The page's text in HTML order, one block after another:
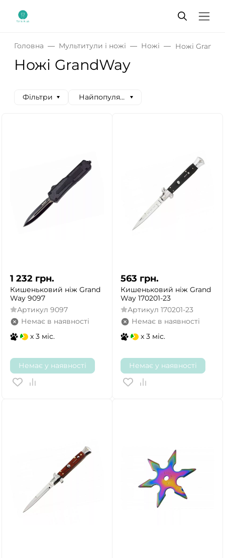
Головна Мультитули і ножі Ножі Ножі
Ножі GrandWay
Фільтри Найпопулярніші спочатку
1 232 грн.
Кишеньковий ніж Grand
Way 9097
Артикул 9097
Немає в наявності
x 3 міс.
Немає у наявності
563 грн.
Кишеньковий ніж Grand
Way 170201-23
Артикул 170201-23
Немає в наявності
x 3 міс.
Немає у наявності